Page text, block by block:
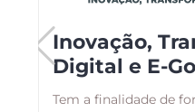
Inovação,
Digital e E-
Tem a finalidade de